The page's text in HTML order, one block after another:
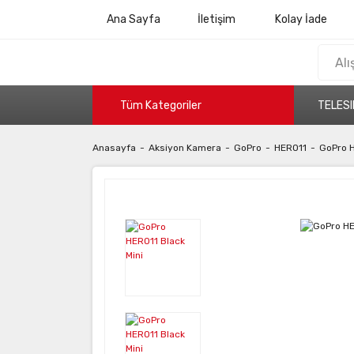
Ana Sayfa İletişim Kolay İade
Tüm Kategoriler
Anasayfa Aksiyon Kamera GoPro HERO11 GoPro